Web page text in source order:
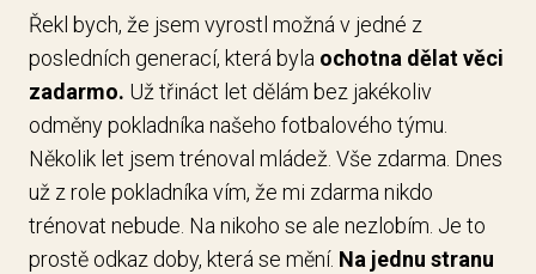
Řekl bych, že jsem vyrostl možná v jedné z
posledních generací, která byla ochotna dělat věci
zadarmo. Už třináct let dělám bez jakékoliv
odměny pokladníka našeho fotbalového týmu.
Několik let jsem trénoval mládež. Vše zdarma. Dnes
už z role pokladníka vím, že mi zdarma nikdo
trénovat nebude. Na nikoho se ale nezlobím. Je to
prostě odkaz doby, která se mění. Na jednu stranu